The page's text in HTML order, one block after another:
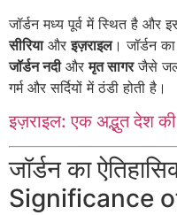
जॉर्डन मध्य पूर्व में स्थित है और
सीरियाऔरइज़राइल। जॉर्डन का
जॉर्डन नदीऔरमृत सागरजैसे जल
गर्म और सर्दियों में ठंडी होती है।
इज़राइल: एक अद्भुत देश
जॉर्डन का
Significance